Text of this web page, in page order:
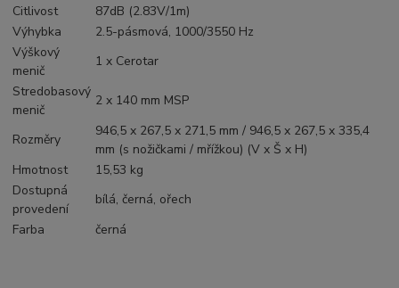
Citlivost
87dB (2.83V/1m)
Výhybka
2.5-pásmová, 1000/3550 Hz
Výškový
menič
1 x Cerotar
Stredobasový
menič
2 x 140 mm MSP
Rozměry
946,5 x 267,5 x 271,5 mm / 946,5 x 267,5 x 335,4
mm (s nožičkami / mřížkou) (V x Š x H)
Hmotnost
15,53 kg
Dostupná
provedení
bílá, černá, ořech
Farba
černá